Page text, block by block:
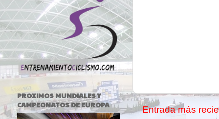
Entrada más
PROXIMOS MUNDIALES Y
CAMPEONATOS DE EUROPA